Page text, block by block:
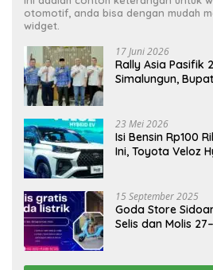
otomotif, anda bisa dengan mudah
widget.
17 Juni 2026
Rally Asia Pasifik
Simalungun,
23 Mei 2026
Isi Bensin Rp100
Ini, Toyota Veloz
15 September 2025
Goda Store
Selis dan Molis